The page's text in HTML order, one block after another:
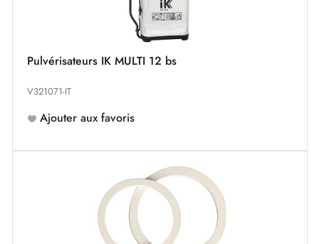
Pulvérisateurs IK MULTI 12 bs
V321071-IT
Ajouter aux favoris